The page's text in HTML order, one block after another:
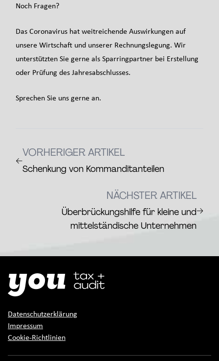
Noch Fragen?
Das Coronavirus hat weitreichende Auswirkungen auf
unsere Wirtschaft und unserer Rechnungslegung. Wir
unterstützten Sie gerne als Sparringpartner bei Erstellung
oder Prüfung des Jahresabschlusses.
Sprechen Sie uns gerne an.
←VORHERIGER ARTIKEL
Schenkung von Kommanditanteilen
NÄCHSTER ARTIKEL
Überbrückungshilfe für kleine und
mittelständische Unternehmen
→
Datenschutzerklärung
Impressum
Cookie-Richtlinien